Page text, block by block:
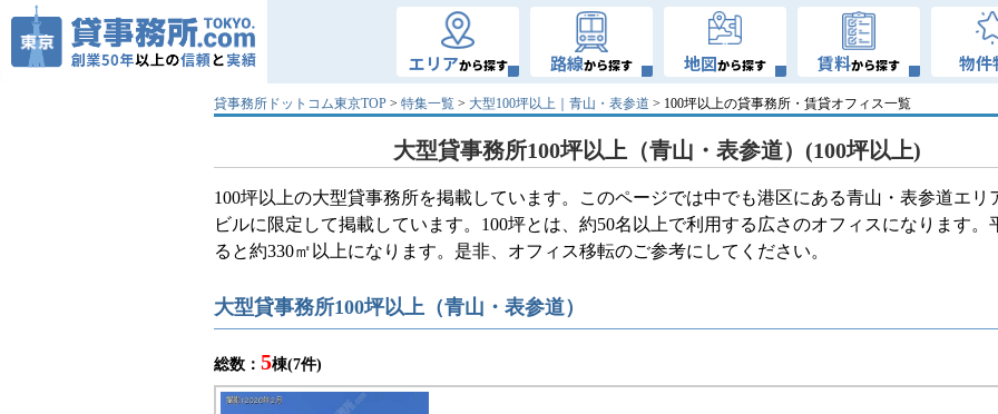
エリアから探す 路線から探す 地図から探す 賃料から探す 物件
貸事務所ドットコム東京TOP > 特集一覧 > 大型100坪以上｜青山・表参道 > 100坪以上の貸事務所・賃貸オフィス一覧
大型貸事務所100坪以上（青山・表参道）(100坪以上)
100坪以上の大型貸事務所を掲載しています。このページでは中でも港区にある青山・表参道エリ
ビルに限定して掲載しています。100坪とは、約50名以上で利用する広さのオフィスになります。
ると約330㎡以上になります。是非、オフィス移転のご参考にしてください。
大型貸事務所100坪以上（青山・表参道）
総数： 5棟(7件)